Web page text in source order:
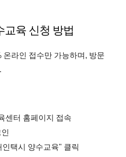
교육 신청 방법
온라인 접수만 가능하며, 방문
센터 홈페이지 접속
택시 양수교육" 클릭